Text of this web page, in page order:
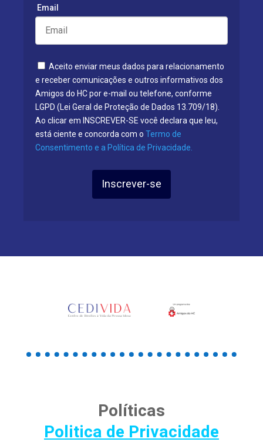
Email
Aceito enviar meus dados para relacionamento
e receber comunicações e outros informativos dos
Amigos do HC por e-mail ou telefone, conforme
LGPD (Lei Geral de Proteção de Dados 13.709/18).
Ao clicar em INSCREVER-SE você declara que leu,
está ciente e concorda com o Termo de
Consentimento e a Política de Privacidade.
Inscrever-se
Políticas
Politica de Privacidade